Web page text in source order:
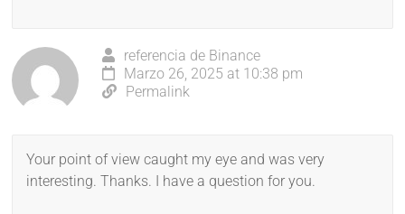
referencia de Binance
Marzo 26, 2025 at 10:38 pm
Permalink
Your point of view caught my eye and was very
interesting. Thanks. I have a question for you.